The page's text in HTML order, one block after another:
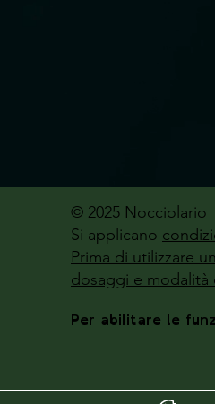
© 2025 Nocciolario
Si applicano
Prima di utilizzare
dosaggi e modalità
Per abilitare le